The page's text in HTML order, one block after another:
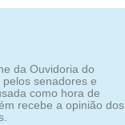
da Ouvidoria do
pelos senadores e
como hora de
recebe a opinião dos